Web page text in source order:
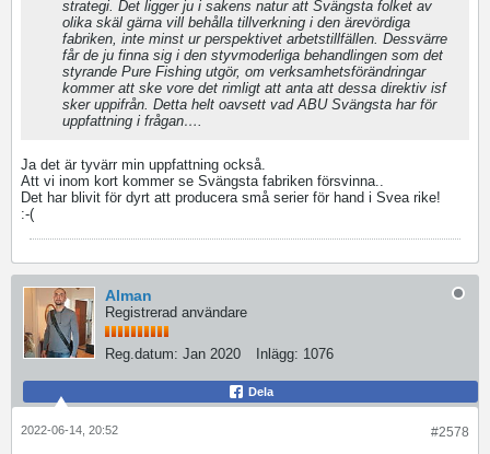
strategi. Det ligger ju i sakens natur att Svängsta folket av
olika skäl gärna vill behålla tillverkning i den ärevördiga
fabriken, inte minst ur perspektivet arbetstillfällen. Dessvärre
får de ju finna sig i den styvmoderliga behandlingen som det
styrande Pure Fishing utgör, om verksamhetsförändringar
kommer att ske vore det rimligt att anta att dessa direktiv isf
sker uppifrån. Detta helt oavsett vad ABU Svängsta har för
uppfattning i frågan….
Ja det är tyvärr min uppfattning också.
Att vi inom kort kommer se Svängsta fabriken försvinna..
Det har blivit för dyrt att producera små serier för hand i Svea rike!
:-(
Alman
Registrerad användare
Reg.datum: Jan 2020 Inlägg: 1076
Dela
#2578
2022-06-14, 20:52